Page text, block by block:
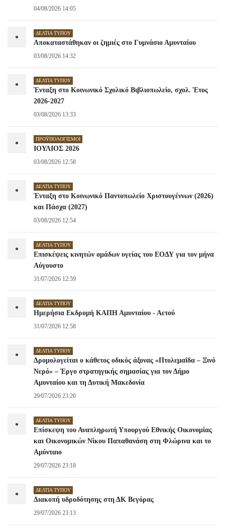
04/08/2026 14:05
• ΔΕΛΤΊΑ ΤΎΠΟΥ
Αποκαταστάθηκαν οι ζημιές στο Γυμνάσιο Αμυνταίου
03/08/2026 14:32
• ΔΕΛΤΊΑ ΤΎΠΟΥ
Ένταξη στο Κοινωνικό Σχολικό Βιβλιοπωλείο, σχολ. Έτος
2026-2027
03/08/2026 13:33
• ΠΡΟΫΠΟΛΟΓΙΣΜΟΊ
ΙΟΥΛΙΟΣ 2026
03/08/2026 12:58
• ΔΕΛΤΊΑ ΤΎΠΟΥ
Ένταξη στο Κοινωνικό Παντοπωλείο Χριστουγέννων (2026)
και Πάσχα (2027)
03/08/2026 12:54
• ΔΕΛΤΊΑ ΤΎΠΟΥ
Επισκέψεις κινητών ομάδων υγείας του ΕΟΔΥ για τον μήνα
Αύγουστο
31/07/2026 12:59
• ΔΕΛΤΊΑ ΤΎΠΟΥ
Ημερήσια Εκδρομή ΚΑΠΗ Αμυνταίου - Αετού
31/07/2026 12:58
• ΔΕΛΤΊΑ ΤΎΠΟΥ
Δρομολογείται ο κάθετος οδικός άξονας «Πτολεμαΐδα – Ξινό
Νερό» – Έργο στρατηγικής σημασίας για τον Δήμο
Αμυνταίου και τη Δυτική Μακεδονία
29/07/2026 23:20
• ΔΕΛΤΊΑ ΤΎΠΟΥ
Επίσκεψη του Αναπληρωτή Υπουργού Εθνικής Οικονομίας
και Οικονομικών Νίκου Παπαθανάση στη Φλώρινα και το
Αμύνταιο
29/07/2026 23:18
• ΔΕΛΤΊΑ ΤΎΠΟΥ
Διακοπή υδροδότησης στη ΔΚ Βεγόρας
29/07/2026 23:13